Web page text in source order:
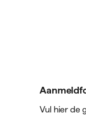
Vul hier de